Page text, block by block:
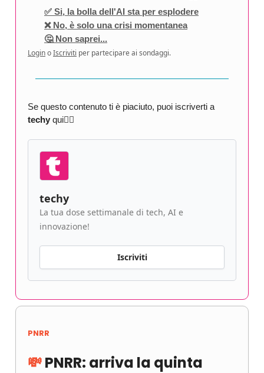
✅ Si, la bolla dell'AI sta per esplodere
❌ No, è solo una crisi momentanea
🤔 Non saprei...
LoginoIscriviti per partecipare ai sondaggi.
Se questo contenuto ti è piaciuto, puoi iscriverti a
techy qui👇🏻
techy
La tua dose settimanale di tech, AI e
innovazione!
Iscriviti
PNRR
💸PNRR: arriva la quinta